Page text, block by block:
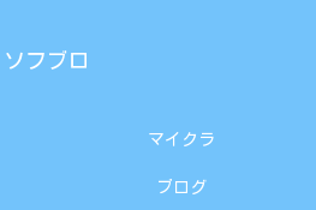
ソフブロ
マイクラ
ブログ